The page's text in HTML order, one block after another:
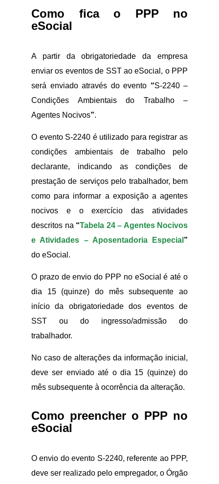
Como fica o PPP no
eSocial
A partir da obrigatoriedade da empresa
enviar os eventos de SST ao eSocial, o PPP
será enviado através do evento “S-2240 –
Condições Ambientais do Trabalho –
Agentes Nocivos”.
O evento S-2240 é utilizado para registrar as
condições ambientais de trabalho pelo
declarante, indicando as condições de
prestação de serviços pelo trabalhador, bem
como para informar a exposição a agentes
nocivos e o exercício das atividades
descritos na “Tabela 24 – Agentes Nocivos
e Atividades – Aposentadoria Especial ”
do eSocial.
O prazo de envio do PPP no eSocial é até o
dia 15 (quinze) do mês subsequente ao
início da obrigatoriedade dos eventos de
SST ou do ingresso/admissão do
trabalhador.
No caso de alterações da informação inicial,
deve ser enviado até o dia 15 (quinze) do
mês subsequente à ocorrência da alteração.
Como preencher o PPP no
eSocial
O envio do evento S-2240, referente ao PPP,
deve ser realizado pelo empregador, o Órgão